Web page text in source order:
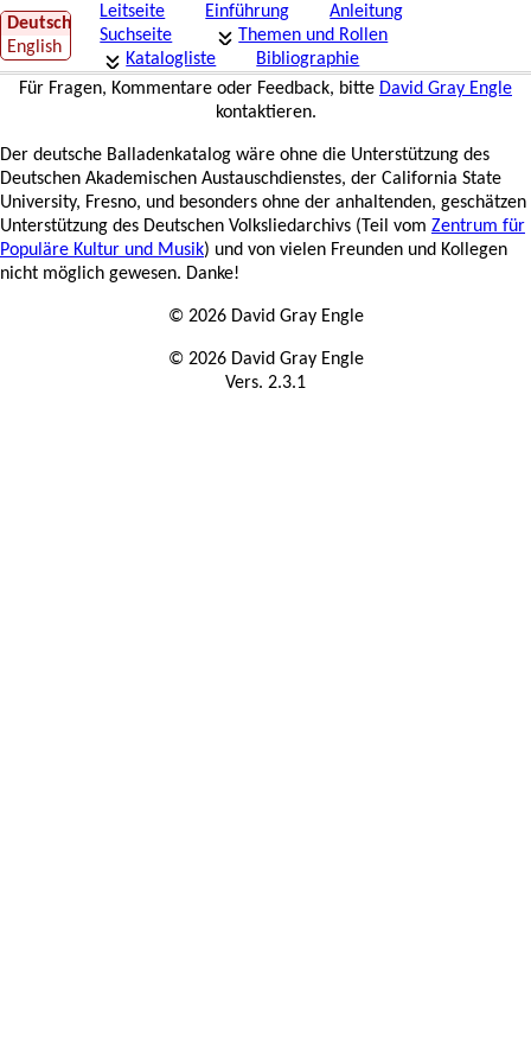
Deutsch
English
Leitseite Einführung
Anleitung
Suchseite
Themen und Rollen
Katalogliste
Bibliographie
Für Fragen, Kommentare oder Feedback, bitte David Gray Engle
kontaktieren.
Der deutsche Balladenkatalog wäre ohne die Unterstützung des
Deutschen Akademischen Austauschdienstes, der California State
University, Fresno, und besonders ohne der anhaltenden, geschätzen
Unterstützung des Deutschen Volksliedarchivs (Teil vom Zentrum für
Populäre Kultur und Musik) und von vielen Freunden und Kollegen
nicht möglich gewesen. Danke!
© 2026 David Gray Engle
© 2026 David Gray Engle
Vers. 2.3.1